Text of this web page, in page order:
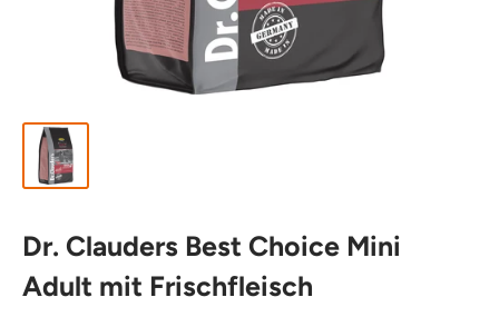
Dr. Clauders Best Choice Mini
Adult mit Frischfleisch